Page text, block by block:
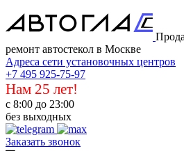
ремонт автостекол в Москве
Адреса сети установочных центров
+7 495 925-75-97
Нам 25 лет!
с 8:00 до 23:00
без выходных
Заказать звонок